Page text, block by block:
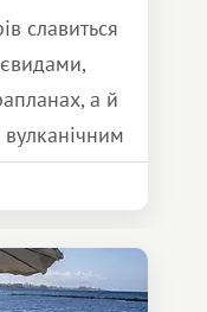
славиться
а й